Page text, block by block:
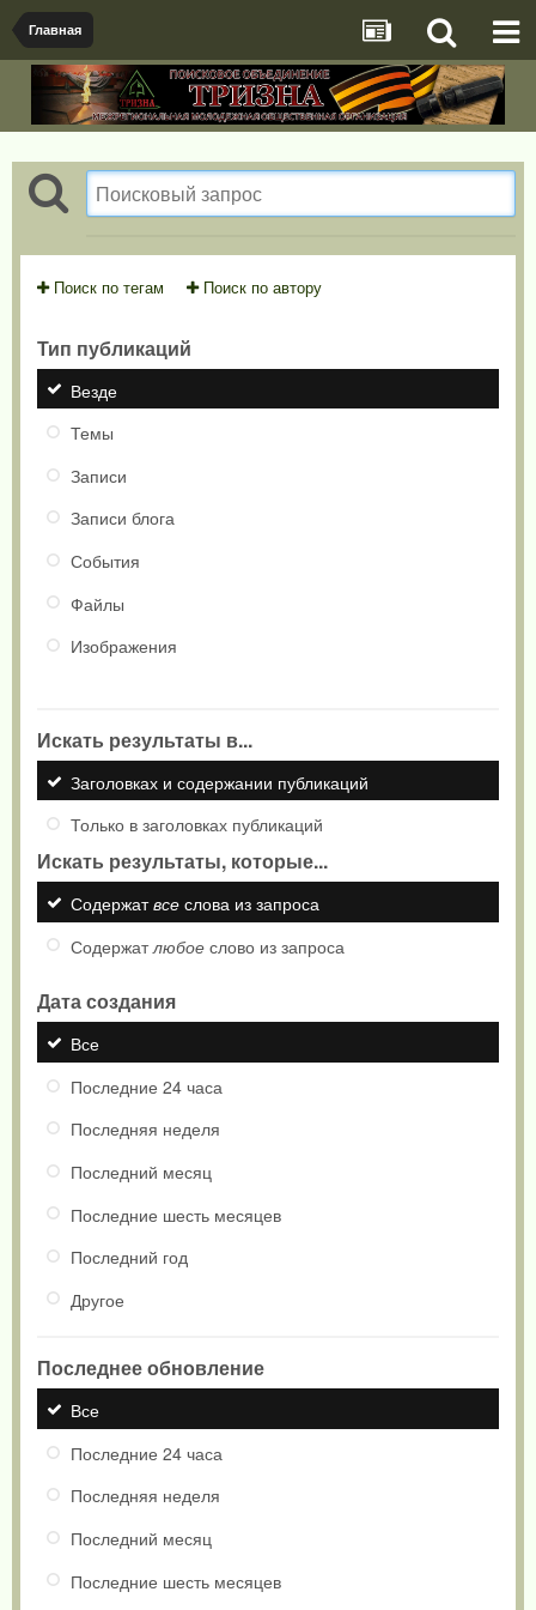
Главная
Поиск по тегам Поиск по автору
Тип публикаций
Везде
Темы
Записи
Записи блога
События
Файлы
Изображения
Искать результаты в...
Заголовках и содержании публикаций
Только в заголовках публикаций
Искать результаты, которые...
Содержатвсе слова из запроса
Содержатлюбое слово из запроса
Дата создания
Все
Последние 24 часа
Последняя неделя
Последний месяц
Последние шесть месяцев
Последний год
Другое
Последнее обновление
Все
Последние 24 часа
Последняя неделя
Последний месяц
Последние шесть месяцев